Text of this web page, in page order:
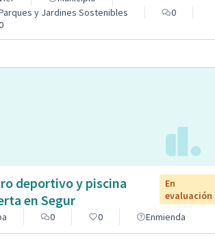
y Jardines Sostenibles
0
deportivo y piscina
en Segur
En
evaluación
0 0 Enmienda